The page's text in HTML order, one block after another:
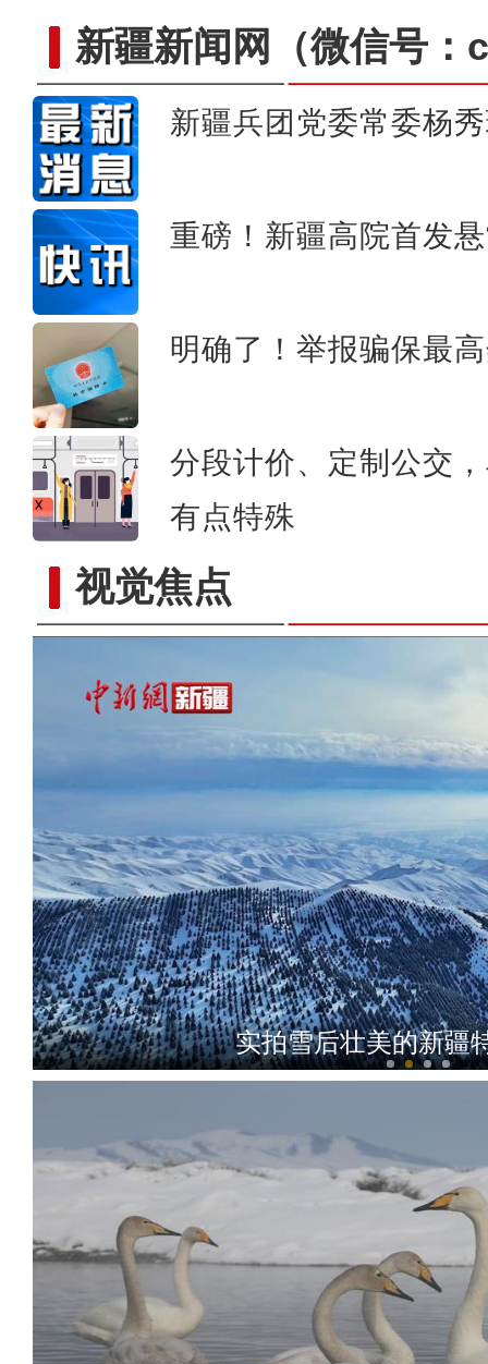
新疆新闻网 （微信号
新疆兵团党委常委杨
重磅！新疆高院首发
明确了！举报骗保最
分段计价、定制公交
有点特殊
视觉焦点
原创音乐剧《三生情 孛罗